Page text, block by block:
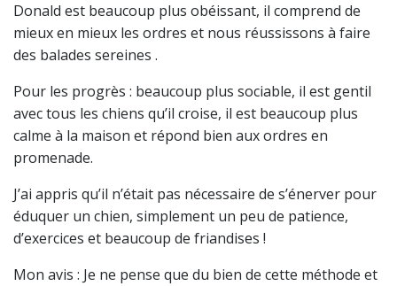
Donald est beaucoup plus obéissant, il comprend de
mieux en mieux les ordres et nous réussissons à faire
des balades sereines .
Pour les progrès : beaucoup plus sociable, il est gentil
avec tous les chiens qu’il croise, il est beaucoup plus
calme à la maison et répond bien aux ordres en
promenade.
J’ai appris qu’il n’était pas nécessaire de s’énerver pour
éduquer un chien, simplement un peu de patience,
d’exercices et beaucoup de friandises !
Mon avis : Je ne pense que du bien de cette méthode et